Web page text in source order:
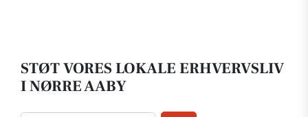
STØT VORES LOKALE ERHVERVSLIV
I NØRRE AABY